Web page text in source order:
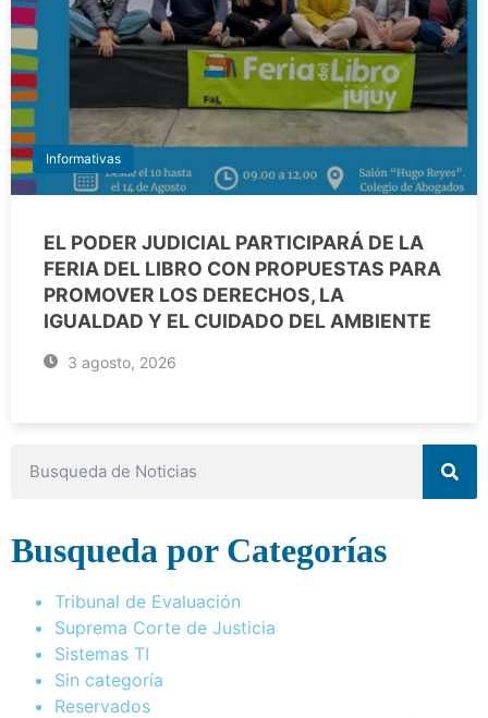
Informativas
EL PODER JUDICIAL PARTICIPARÁ DE LA
FERIA DEL LIBRO CON PROPUESTAS PARA
PROMOVER LOS DERECHOS, LA
IGUALDAD Y EL CUIDADO DEL AMBIENTE
3 agosto, 2026
Busqueda por Categorías
Tribunal de Evaluación
Suprema Corte de Justicia
Sistemas TI
Sin categoría
Reservados